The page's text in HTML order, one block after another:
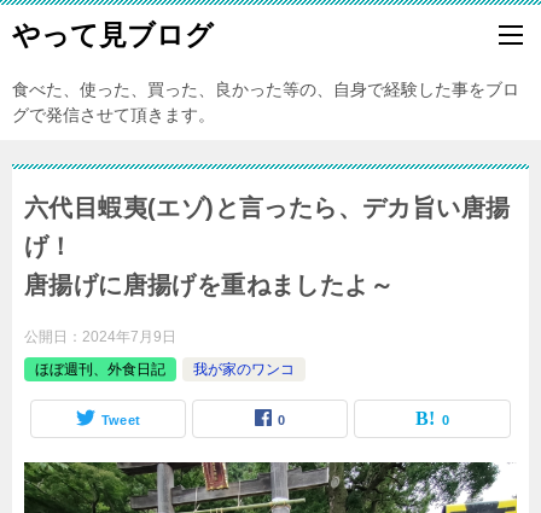
やって見ブログ
食べた、使った、買った、良かった等の、自身で経験した事をブロ
グで発信させて頂きます。
六代目蝦夷(エゾ)と言ったら、デカ旨い唐揚
げ！
唐揚げに唐揚げを重ねましたよ～
公開日： 2024年7月9日
ほぼ週刊、外食日記
我が家のワンコ
Tweet 0 0